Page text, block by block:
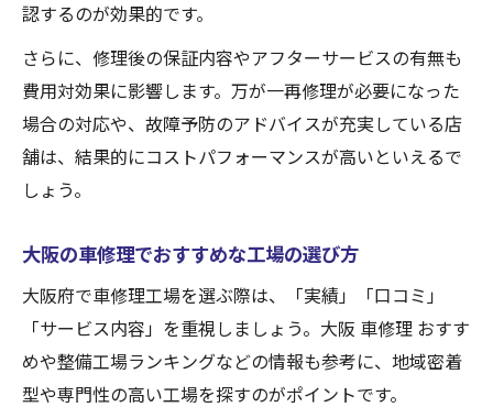
認するのが効果的です。
さらに、修理後の保証内容やアフターサービスの有無も
費用対効果に影響します。万が一再修理が必要になった
場合の対応や、故障予防のアドバイスが充実している店
舗は、結果的にコストパフォーマンスが高いといえるで
しょう。
大阪の車修理でおすすめな工場の選び方
大阪府で車修理工場を選ぶ際は、「実績」「口コミ」
「サービス内容」を重視しましょう。大阪 車修理 おすす
めや整備工場ランキングなどの情報も参考に、地域密着
型や専門性の高い工場を探すのがポイントです。